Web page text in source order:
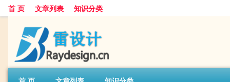
首 页 文章列表 知识分类